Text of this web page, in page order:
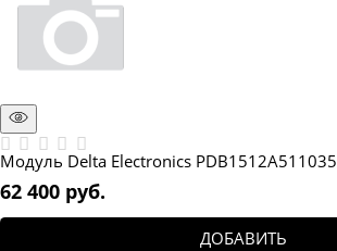
Модуль Delta Electronics PDB1512A511035
62 400 руб.
ДОБАВИТЬ